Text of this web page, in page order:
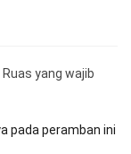
Ruas yang wajib
pada peramban ini